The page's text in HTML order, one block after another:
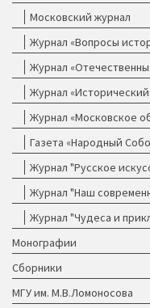
Московский журнал
Журнал «Вопросы
Журнал
Журнал «Исторический
Журнал «Московское
Газета «Народный
Журнал "Русское
Журнал "Наш
Журнал "Чудеса и
Монографии
Сборники
МГУ им. М.В.Ломоносова